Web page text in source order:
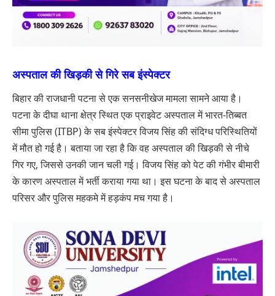
अस्पताल की खिड़की से गिरे सब इंस्पेक्टर
बिहार की राजधानी पटना से एक सनसनीखेज मामला सामने आया है।
पटना के दीघा थाना क्षेत्र स्थित एक प्राइवेट अस्पताल में भारत-तिब्बत
सीमा पुलिस (ITBP) के सब इंस्पेक्टर विजय सिंह की संदिग्ध परिस्थितियों
में मौत हो गई है। बताया जा रहा है कि वह अस्पताल की खिड़की से नीचे
गिर गए, जिससे उनकी जान चली गई। विजय सिंह को पेट की गंभीर बीमारी
के कारण अस्पताल में भर्ती कराया गया था। इस घटना के बाद से अस्पताल
परिसर और पुलिस महकमे में हड़कंप मच गया है।